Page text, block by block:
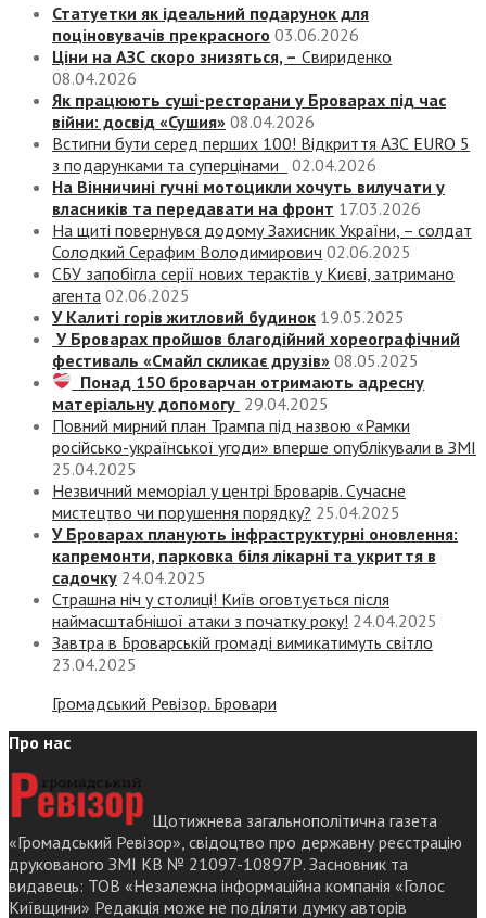
Статуетки як ідеальний подарунок для
поціновувачів прекрасного 03.06.2026
Ціни на АЗС скоро знизяться, – Свириденко
08.04.2026
Як працюють суші-ресторани у Броварах під час
війни: досвід «Сушия» 08.04.2026
Встигни бути серед перших 100! Відкриття АЗС EURO 5
з подарунками та суперцінами
02.04.2026
На Вінничині гучні мотоцикли хочуть вилучати у
власників та передавати на фронт 17.03.2026
На щиті повернувся додому Захисник України, – солдат
Солодкий Серафим Володимирович 02.06.2025
СБУ запобігла серії нових терактів у Києві, затримано
агента 02.06.2025
У Калиті горів житловий будинок 19.05.2025
У Броварах пройшов благодійний хореографічний
фестиваль «Смайл скликає друзів» 08.05.2025
Понад 150 броварчан отримають адресну
матеріальну допомогу 29.04.2025
Повний мирний план Трампа під назвою «‎Рамки
російсько-української угоди» вперше опублікували в ЗМІ
25.04.2025
Незвичний меморіал у центрі Броварів. Сучасне
мистецтво чи порушення порядку? 25.04.2025
У Броварах планують інфраструктурні оновлення:
капремонти, парковка біля лікарні та укриття в
садочку 24.04.2025
Страшна ніч у столиці! Київ оговтується після
наймасштабнішої атаки з початку року! 24.04.2025
Завтра в Броварській громаді вимикатимуть світло
23.04.2025
Громадський Ревізор. Бровари
Про нас
Щотижнева загальнополітична газета
«Громадський Ревізор», свідоцтво про державну реєстрацію
друкованого ЗМІ КВ № 21097-10897Р. Засновник та
видавець: ТОВ «Незалежна інформаційна компанія «Голос
Київщини» Редакція може не поділяти думку авторів